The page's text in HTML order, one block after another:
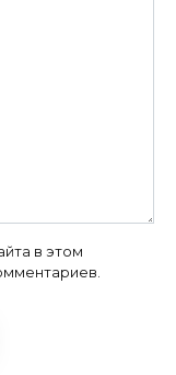
в этом